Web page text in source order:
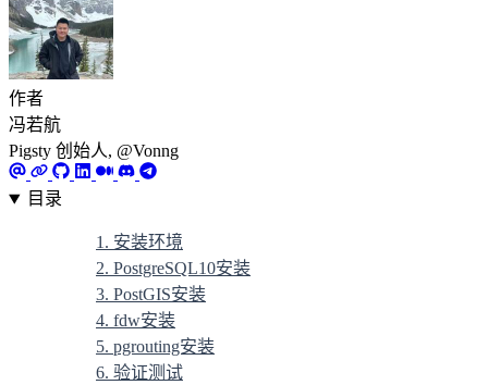
作者
冯若航
Pigsty 创始人, @Vonng
目录
1. 安装环境
2. PostgreSQL10安装
3. PostGIS安装
4. fdw安装
5. pgrouting安装
6. 验证测试